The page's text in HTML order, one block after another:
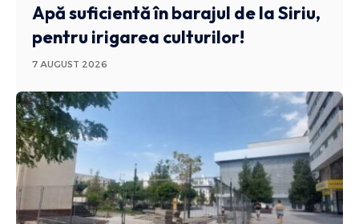
Apă suficientă în barajul de la Siriu,
pentru irigarea culturilor!
7 AUGUST 2026